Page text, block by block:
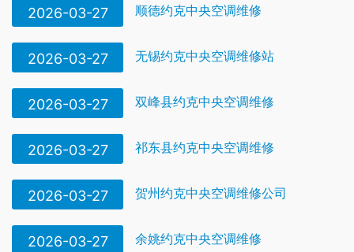
2026-03-27 顺德约克中央空调维修
2026-03-27 无锡约克中央空调维修站
2026-03-27 双峰县约克中央空调维修
2026-03-27 祁东县约克中央空调维修
2026-03-27 贺州约克中央空调维修公司
2026-03-27 余姚约克中央空调维修